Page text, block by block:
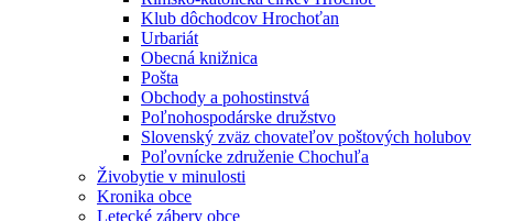
Klub dôchodcov Hrochoťan
Urbariát
Obecná knižnica
Pošta
Obchody a pohostinstvá
Poľnohospodárske družstvo
Slovenský zväz chovateľov poštových holubov
Poľovnícke združenie Chochuľa
Živobytie v minulosti
Kronika obce
Letecké zábery obce